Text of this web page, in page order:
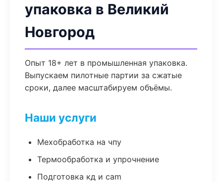
упаковка в Великий
Новгород
Опыт 18+ лет в промышленная упаковка.
Выпускаем пилотные партии за сжатые
сроки, далее масштабируем объёмы.
Наши услуги
Мехобработка на чпу
Термообработка и упрочнение
Подготовка кд и cam